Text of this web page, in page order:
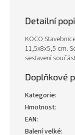
Detailní
KOCO
11,5x8x5,5 cm.
sestavení
Doplňkové
Kategorie:
Hmotnost:
EAN:
Balení velké: